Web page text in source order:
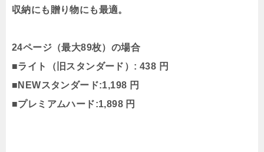
収納にも贈り物にも最適。
24ページ（最大89枚）の場合
■ライト（旧スタンダード）: 438 円
■NEWスタンダード:1,198 円
■プレミアムハード:1,898 円